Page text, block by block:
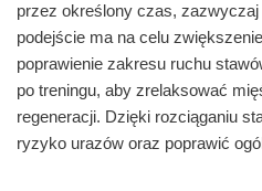
przez określony czas, zazwyczaj
podejście ma na celu
poprawienie zakresu ruchu
po treningu, aby zrelaksować
regeneracji. Dzięki rozciąganiu
ryzyko urazów oraz poprawić